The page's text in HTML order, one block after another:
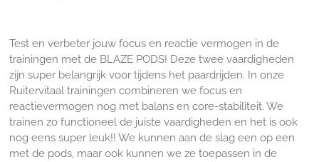
Test en verbeter jouw focus en reactie vermogen in de
trainingen met de BLAZE PODS! Deze twee vaardigheden
zijn super belangrijk voor tijdens het paardrijden. In onze
Ruitervitaal trainingen combineren we focus en
reactievermogen nog met balans en core-stabiliteit. We
trainen zo functioneel de juiste vaardigheden en het is ook
nog eens super leuk!! We kunnen aan de slag een op een
met de pods, maar ook kunnen we ze toepassen in de